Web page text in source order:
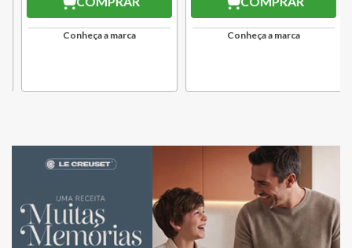
Conheça a marca Conheça a marca